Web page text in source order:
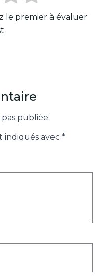
le premier à évaluer
publiée.
indiqués avec *